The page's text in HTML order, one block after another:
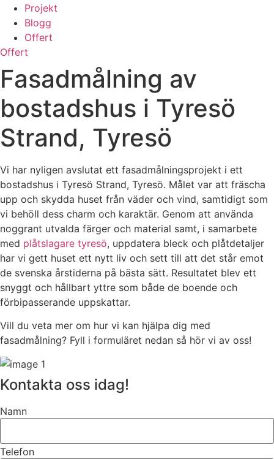
Projekt
Blogg
Offert
Offert
Fasadmålning av
bostadshus i Tyresö
Strand, Tyresö
Vi har nyligen avslutat ett fasadmålningsprojekt i ett
bostadshus i Tyresö Strand, Tyresö. Målet var att fräscha
upp och skydda huset från väder och vind, samtidigt som
vi behöll dess charm och karaktär. Genom att använda
noggrant utvalda färger och material samt, i samarbete
med plåtslagare tyresö, uppdatera bleck och plåtdetaljer
har vi gett huset ett nytt liv och sett till att det står emot
de svenska årstiderna på bästa sätt. Resultatet blev ett
snyggt och hållbart yttre som både de boende och
förbipasserande uppskattar.
Vill du veta mer om hur vi kan hjälpa dig med
fasadmålning? Fyll i formuläret nedan så hör vi av oss!
Kontakta oss idag!
Namn
Telefon